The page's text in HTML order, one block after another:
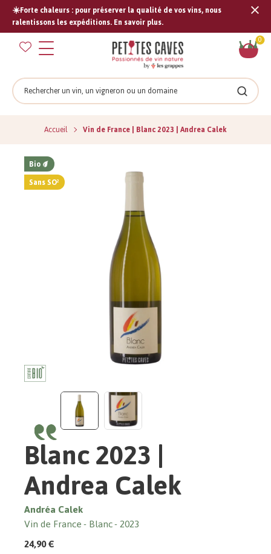
☀️Forte chaleurs : pour préserver la qualité de vos vins, nous
ralentissons les expéditions. En savoir plus.
0
Rechercher
Accueil Vin de France | Blanc 2023 | Andrea Calek
Bio
Sans SO²
Blanc 2023 |
Andrea Calek
Andréa Calek
Vin de France Blanc 2023
24,90 €